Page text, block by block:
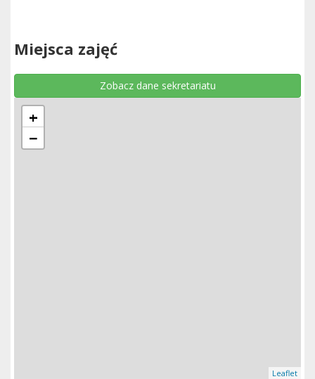
Miejsca zajęć
Zobacz dane sekretariatu
+
−
Leaflet